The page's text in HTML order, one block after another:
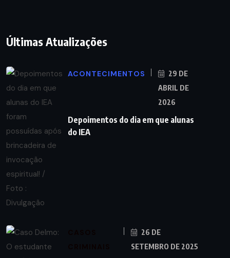
Últimas Atualizações
ACONTECIMENTOS
29 DE
ABRIL DE
2026
Depoimentos do dia em que alunas
do IEA
26 DE
SETEMBRO DE 2025